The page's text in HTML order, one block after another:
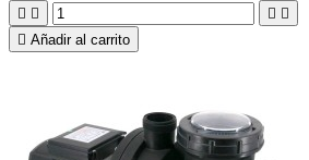
   
 Añadir al carrito